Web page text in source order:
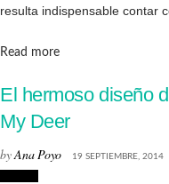
resulta indispensable contar
Read moreDetails
El hermoso diseño
My Deer
byAna Poyo 19 SEPTIEMBRE, 2014